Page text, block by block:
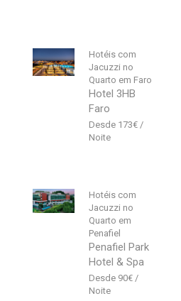
Hotéis com
Jacuzzi no
Quarto em Faro
Hotel 3HB
Faro
173€
Hotéis com
Jacuzzi no
Quarto em
Penafiel
Penafiel Park
Hotel & Spa
90€